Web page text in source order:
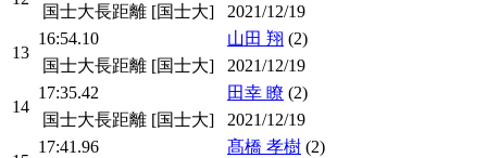
国士大長距離 [国士大]
2021/12/19
13
16:54.10 山田 翔 (2)
国士大長距離 [国士大]
2021/12/19
14
17:35.42 田幸 瞭 (2)
国士大長距離 [国士大]
2021/12/19
17:41.96 髙橋 孝樹 (2)